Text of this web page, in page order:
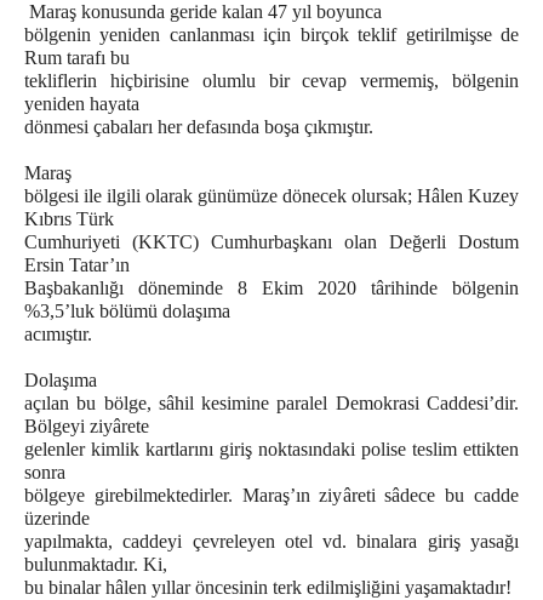
Maraş konusunda geride kalan 47 yıl boyunca
bölgenin yeniden canlanması için birçok teklif getirilmişse de
Rum tarafı bu
tekliflerin hiçbirisine olumlu bir cevap vermemiş, bölgenin
yeniden hayata
dönmesi çabaları her defasında boşa çıkmıştır.
Maraş
bölgesi ile ilgili olarak günümüze dönecek olursak; Hâlen Kuzey
Kıbrıs Türk
Cumhuriyeti (KKTC) Cumhurbaşkanı olan Değerli Dostum
Ersin Tatar’ın
Başbakanlığı döneminde 8 Ekim 2020 târihinde bölgenin
%3,5’luk bölümü dolaşıma
acımıştır.
Dolaşıma
açılan bu bölge, sâhil kesimine paralel Demokrasi Caddesi’dir.
Bölgeyi ziyârete
gelenler kimlik kartlarını giriş noktasındaki polise teslim ettikten
sonra
bölgeye girebilmektedirler. Maraş’ın ziyâreti sâdece bu cadde
üzerinde
yapılmakta, caddeyi çevreleyen otel vd. binalara giriş yasağı
bulunmaktadır. Ki,
bu binalar hâlen yıllar öncesinin terk edilmişliğini yaşamaktadır!